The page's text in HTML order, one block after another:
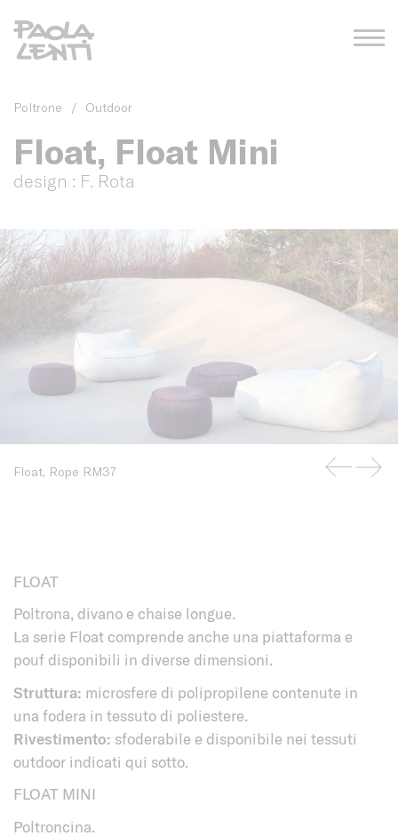
Poltrone / Outdoor
Float, Float Mini
design : F. Rota
Float, Rope RM37
FLOAT
Poltrona, divano e chaise longue.
La serie Float comprende anche una piattaforma e
pouf disponibili in diverse dimensioni.
Struttura: microsfere di polipropilene contenute in
una fodera in tessuto di poliestere.
Rivestimento: sfoderabile e disponibile nei tessuti
outdoor indicati qui sotto.
FLOAT MINI
Poltroncina.